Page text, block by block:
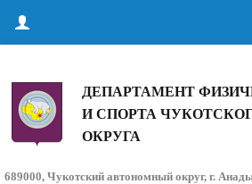
ДЕПАРТАМЕНТ
И СПОРТА
ОКРУГА
689000, Чукотский автономный округ, г.